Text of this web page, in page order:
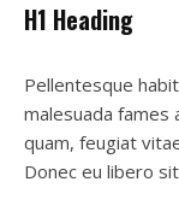
H1 Heading
Pellentesque
malesuada
quam, feugiat
Donec eu libero